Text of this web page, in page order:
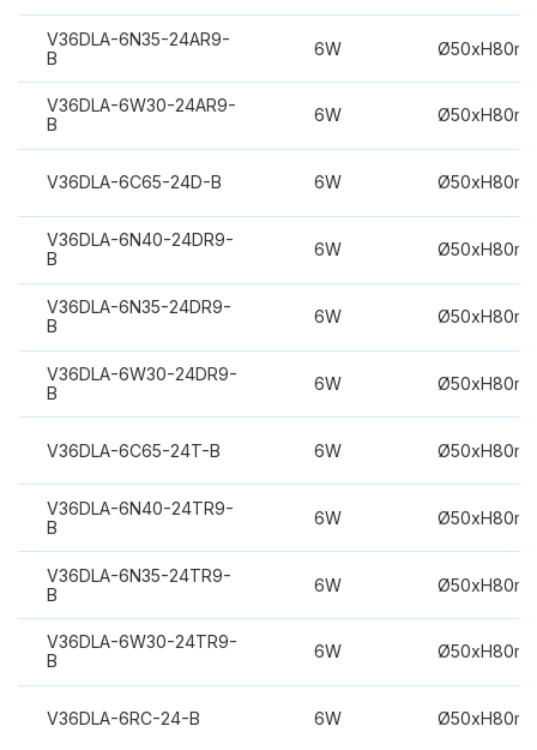
V36DLA-6N35-24AR9-
B
6W
V36DLA-6W30-24AR9-
B
6W
V36DLA-6C65-24D-B 6W
V36DLA-6N40-24DR9-
B
6W
V36DLA-6N35-24DR9-
B
6W
V36DLA-6W30-24DR9-
B
6W
V36DLA-6C65-24T-B 6W
V36DLA-6N40-24TR9-
B
6W
V36DLA-6N35-24TR9-
B
6W
V36DLA-6W30-24TR9-
B
6W
V36DLA-6RC-24-B 6W